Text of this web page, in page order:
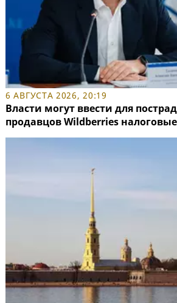
6 АВГУСТА 2026, 20:19
Власти могут ввести для
продавцов Wildberries